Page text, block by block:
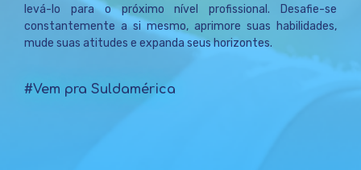
levá-lo para o próximo nível profissional. Desafie-se
constantemente a si mesmo, aprimore suas habilidades,
mude suas atitudes e expanda seus horizontes.
#Vem pra Suldamérica